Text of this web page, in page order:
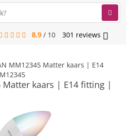
8.9 / 10 301 reviews
MM12345 Matter kaars | E14
Matter kaars | E14 fitting |